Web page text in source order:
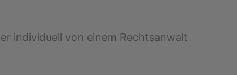
individuell von einem Rechtsanwalt